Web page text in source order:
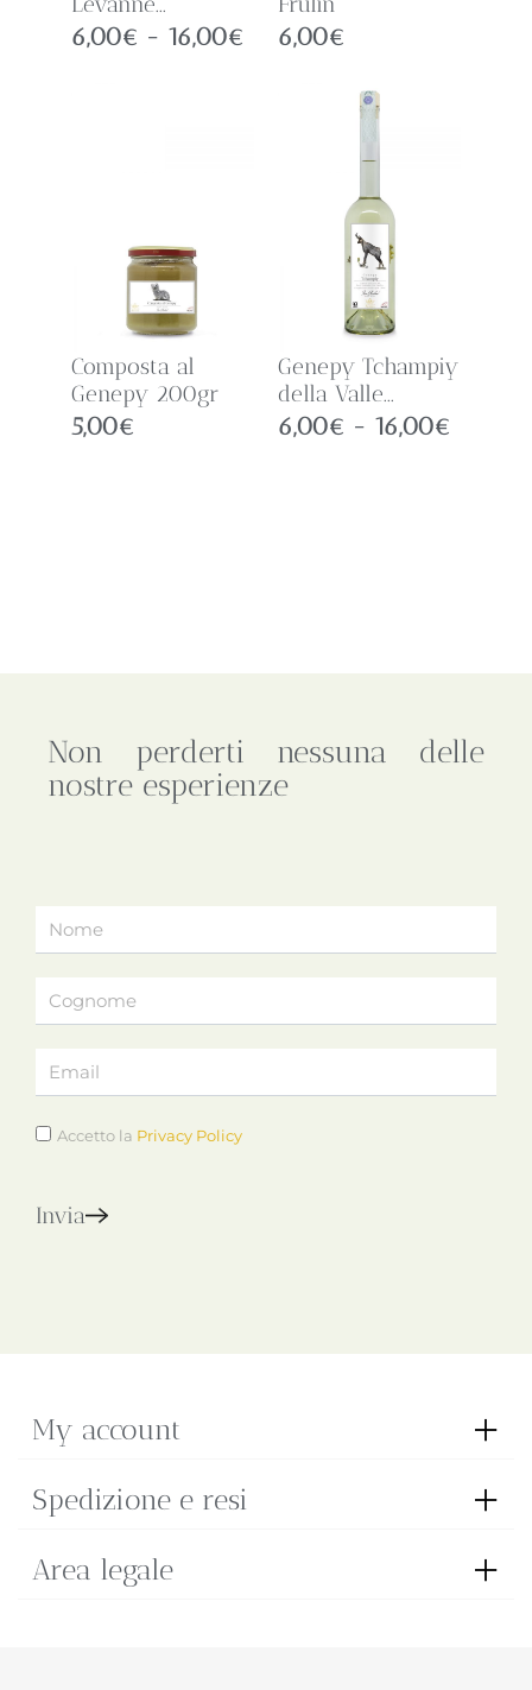
6,00€ - 16,00€ 6,00€
Composta al
Genepy 200gr
5,00€
Genepy Tchampiy
della Valle...
6,00€ - 16,00€
Non perderti nessuna delle
nostre esperienze
Accetto la Privacy Policy
Invia
My account
Spedizione e resi
Area legale